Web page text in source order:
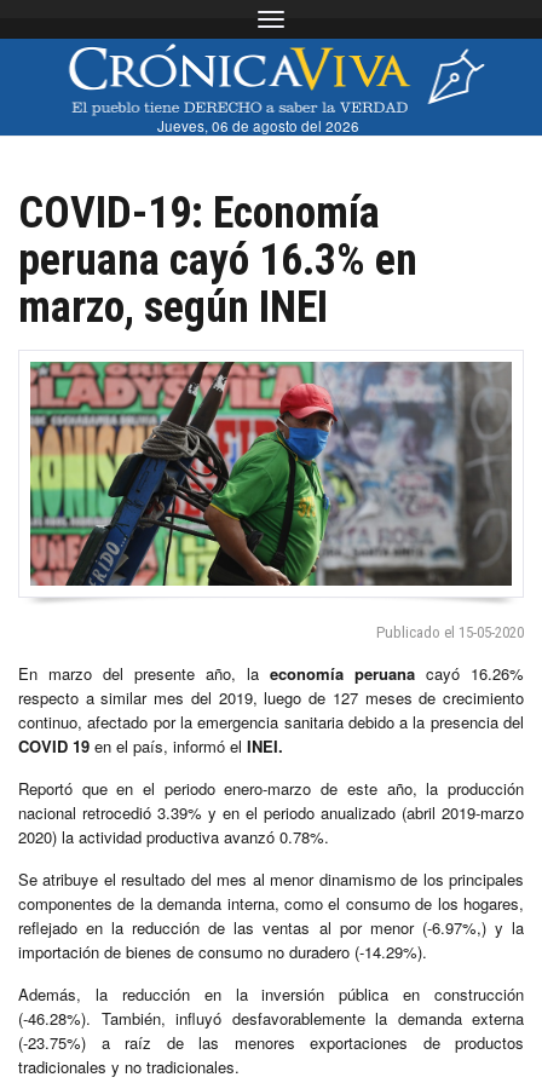
Toggle navigation
Jueves, 06 de agosto del 2026
COVID-19: Economía
peruana cayó 16.3% en
marzo, según INEI
Publicado el 15-05-2020
En marzo del presente año, la economía peruana cayó 16.26%
respecto a similar mes del 2019, luego de 127 meses de crecimiento
continuo, afectado por la emergencia sanitaria debido a la presencia del
COVID 19 en el país, informó el INEI.
Reportó que en el periodo enero-marzo de este año, la producción
nacional retrocedió 3.39% y en el periodo anualizado (abril 2019-marzo
2020) la actividad productiva avanzó 0.78%.
Se atribuye el resultado del mes al menor dinamismo de los principales
componentes de la demanda interna, como el consumo de los hogares,
reflejado en la reducción de las ventas al por menor (-6.97%,) y la
importación de bienes de consumo no duradero (-14.29%).
Además, la reducción en la inversión pública en construcción
(-46.28%). También, influyó desfavorablemente la demanda externa
(-23.75%) a raíz de las menores exportaciones de productos
tradicionales y no tradicionales.